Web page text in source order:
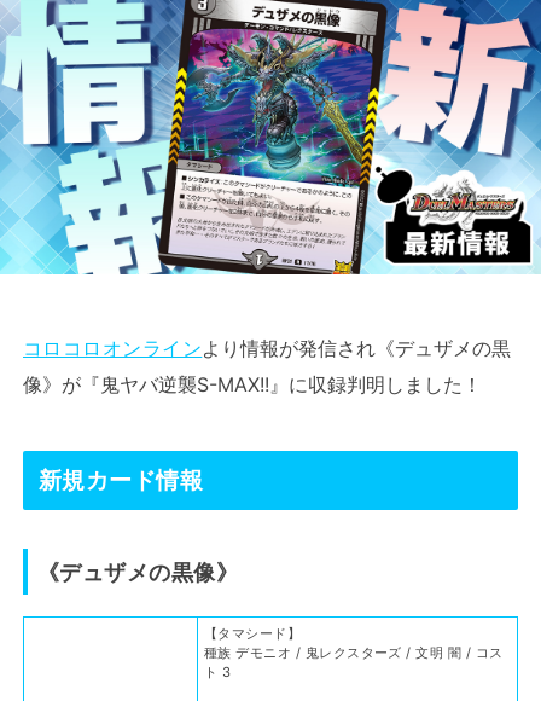
コロコロオンラインより情報が発信され《デュザメの黒
像》が『鬼ヤバ逆襲S-MAX!!』に収録判明しました！
新規カード情報
《デュザメの黒像》
【タマシード】
種族 デモニオ / 鬼レクスターズ / 文明 闇 / コス
ト 3